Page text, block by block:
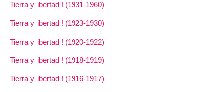
Tierra y libertad ! (1931-1960)
Tierra y libertad ! (1923-1930)
Tierra y libertad ! (1920-1922)
Tierra y libertad ! (1918-1919)
Tierra y libertad ! (1916-1917)